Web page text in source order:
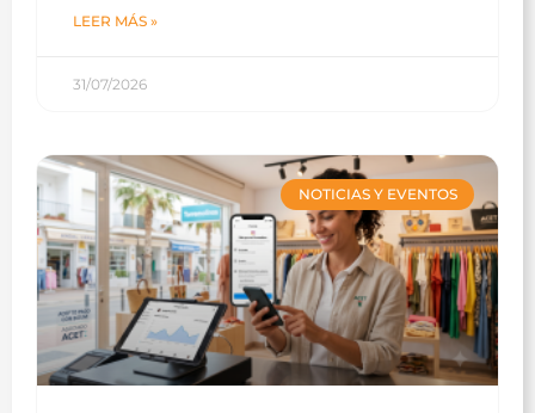
LEER MÁS »
31/07/2026
NOTICIAS Y EVENTOS